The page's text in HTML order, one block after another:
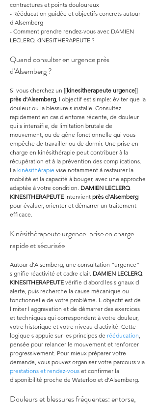
contractures et points douloureux
- Rééducation guidée et objectifs concrets autour
d'Alsemberg
- Comment prendre rendez-vous avec DAMIEN
LECLERQ KINESITHERAPEUTE ?
Quand consulter en urgence près
d'Alsemberg ?
Si vous cherchez un [[kinesitherapeute urgence]]
près d'Alsemberg, l objectif est simple: éviter que la
douleur ou la blessure s installe. Consultez
rapidement en cas d entorse récente, de douleur
qui s intensifie, de limitation brutale de
mouvement, ou de gêne fonctionnelle qui vous
empêche de travailler ou de dormir. Une prise en
charge en kinésithérapie peut contribuer à la
récupération et à la prévention des complications.
La kinésithérapie vise notamment à restaurer la
mobilité et la capacité à bouger, avec une approche
adaptée à votre condition. DAMIEN LECLERQ
KINESITHERAPEUTE intervient près d'Alsemberg
pour évaluer, orienter et démarrer un traitement
efficace.
Kinésithérapeute urgence: prise en charge
rapide et sécurisée
Autour d'Alsemberg, une consultation “urgence”
signifie réactivité et cadre clair. DAMIEN LECLERQ
KINESITHERAPEUTE vérifie d abord les signaux d
alerte, puis recherche la cause mécanique ou
fonctionnelle de votre problème. L objectif est de
limiter l aggravation et de démarrer des exercices
et techniques qui correspondent à votre douleur,
votre historique et votre niveau d activité. Cette
logique s appuie sur les principes de rééducation,
pensée pour relancer le mouvement et renforcer
progressivement. Pour mieux préparer votre
demande, vous pouvez organiser votre parcours via
prestations et rendez-vous et confirmer la
disponibilité proche de Waterloo et d'Alsemberg.
Douleurs et blessures fréquentes: entorse,